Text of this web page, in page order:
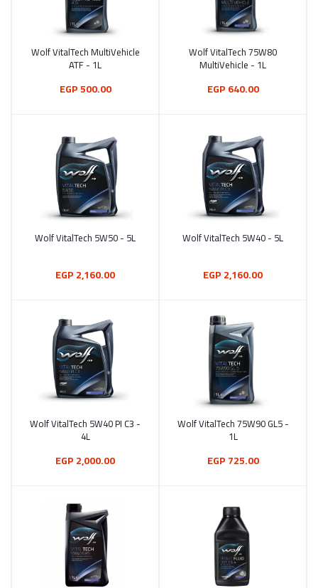
أضف إلى السلة
Wolf VitalTech 75W80
MultiVehicle - 1L
640.00 EGP
أضف إلى السلة
Wolf VitalTech MultiVehicle
ATF - 1L
500.00 EGP
أضف إلى السلة
Wolf VitalTech 5W40 - 5L
2,160.00 EGP
أضف إلى السلة
Wolf VitalTech 5W50 - 5L
2,160.00 EGP
أضف إلى السلة
Wolf VitalTech 75W90 GL5 -
1L
725.00 EGP
أضف إلى السلة
Wolf VitalTech 5W40 PI C3 -
4L
2,000.00 EGP